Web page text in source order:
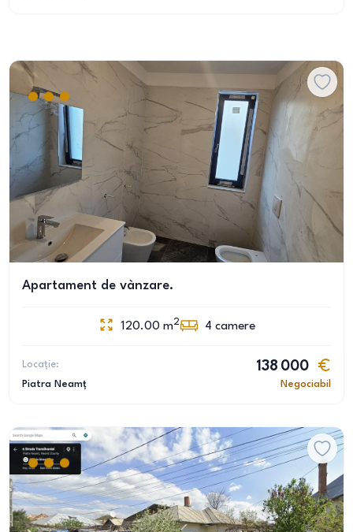
Apartament de vànzare.
120.00 m2 4 camere
Locație:
Piatra Neamț
138 000
Negociabil